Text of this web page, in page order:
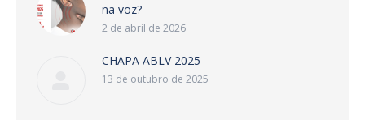
na voz?
2 de abril de 2026
CHAPA ABLV 2025
13 de outubro de 2025